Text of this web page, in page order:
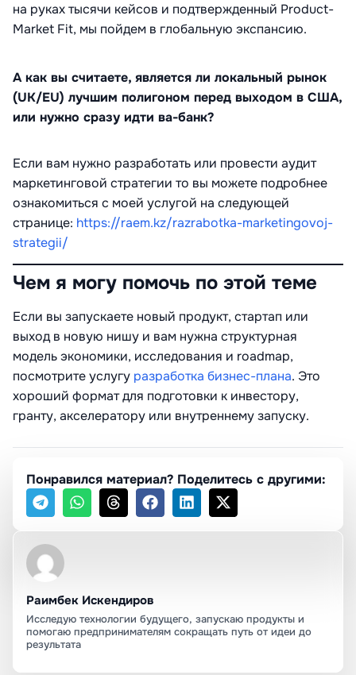
на руках тысячи кейсов и подтвержденный Product-
Market Fit, мы пойдем в глобальную экспансию.
А как вы считаете, является ли локальный рынок
(UK/EU) лучшим полигоном перед выходом в США,
или нужно сразу идти ва-банк?
Если вам нужно разработать или провести аудит
маркетинговой стратегии то вы можете подробнее
ознакомиться с моей услугой на следующей
странице: https://raem.kz/razrabotka-marketingovoj-
strategii/
Чем я могу помочь по этой теме
Если вы запускаете новый продукт, стартап или
выход в новую нишу и вам нужна структурная
модель экономики, исследования и roadmap,
посмотрите услугу разработка бизнес-плана. Это
хороший формат для подготовки к инвестору,
гранту, акселератору или внутреннему запуску.
Понравился материал? Поделитесь с другими:
Раимбек Искендиров
Исследую технологии будущего, запускаю продукты и
помогаю предпринимателям сокращать путь от идеи до
результата